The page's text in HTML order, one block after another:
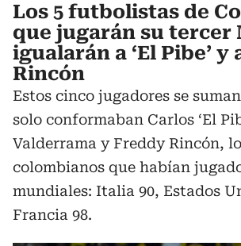
Los 5 futbolistas de
que jugarán su tercer
igualarán a ‘El Pibe’ y
Rincón
Estos cinco jugadores se
solo conformaban Carlos ‘El
Valderrama y Freddy Rincón,
colombianos que habían
mundiales: Italia 90, Estados
Francia 98.